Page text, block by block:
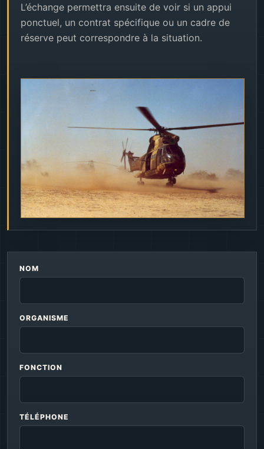
L’échange permettra ensuite de voir si un appui
ponctuel, un contrat spécifique ou un cadre de
réserve peut correspondre à la situation.
NOM
ORGANISME
FONCTION
TÉLÉPHONE